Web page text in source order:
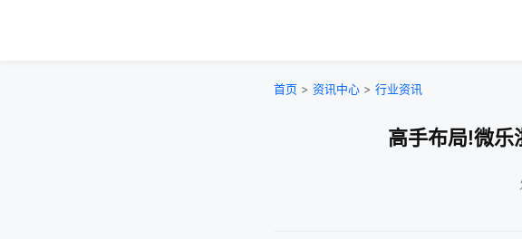
首页 > 资讯中心 > 行业资讯
高手布局!微乐